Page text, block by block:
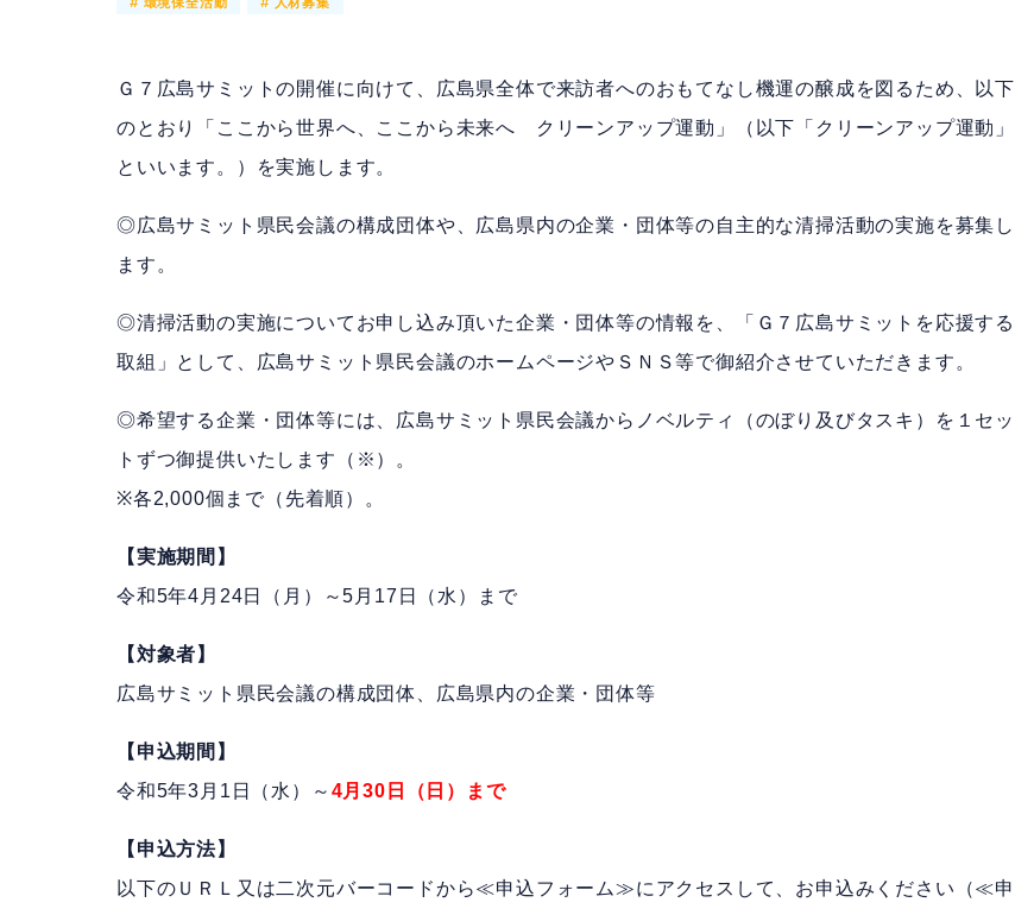
Ｇ７広島サミットの開催に向けて、広島県全体で来訪者へのおもてなし機運の醸成を図るため、以下
のとおり「ここから世界へ、ここから未来へ クリーンアップ運動」（以下「クリーンアップ運動」
といいます。）を実施します。
◎広島サミット県民会議の構成団体や、広島県内の企業・団体等の自主的な清掃活動の実施を募集し
ます。
◎清掃活動の実施についてお申し込み頂いた企業・団体等の情報を、「Ｇ７広島サミットを応援する
取組」として、広島サミット県民会議のホームページやＳＮＳ等で御紹介させていただきます。
◎希望する企業・団体等には、広島サミット県民会議からノベルティ（のぼり及びタスキ）を１セッ
トずつ御提供いたします（※）。
※各2,000個まで（先着順）。​
【実施期間】
令和5年4月24日（月）～5月17日（水）まで​
【対象者】
広島サミット県民会議の構成団体、広島県内の企業・団体等​
【申込期間】
令和5年3月1日（水）～ 4月30日（日）まで​
【申込方法】
​以下のＵＲＬ又は二次元バーコードから≪申込フォーム≫にアクセスして、お申込みください（≪申